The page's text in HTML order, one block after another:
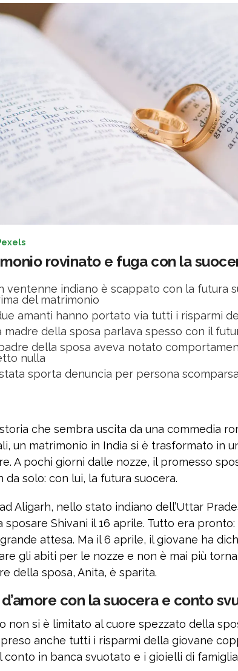
rovinato e fuga con la
ventenne indiano è scappato con la futura
del matrimonio
amanti hanno portato via tutti i risparmi
madre della sposa parlava spesso con il
della sposa aveva notato
nulla
sporta denuncia per persona
che sembra uscita da una commedia
un matrimonio in India si è trasformato in
A pochi giorni dalle nozze, il promesso
da solo: con lui, la futura suocera.
Aligarh, nello stato indiano dell’Uttar
sposare Shivani il 16 aprile. Tutto era
attesa. Ma il 6 aprile, il giovane ha
gli abiti per le nozze e non è mai più
della sposa, Anita, è sparita.
d’amore con la suocera e conto
non si è limitato al cuore spezzato della
anche tutti i risparmi della giovane
conto in banca svuotato e i gioielli di